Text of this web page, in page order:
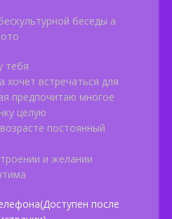
беседы а
тебя
встречаться для
предпочитаю многое
целую
постоянный
и желании
после